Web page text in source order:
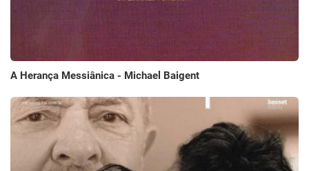
A Herança Messiânica - Michael Baigent